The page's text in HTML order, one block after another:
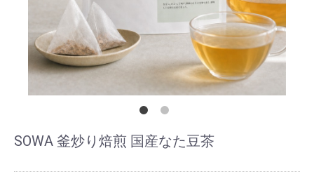
SOWA 釜炒り焙煎 国産なた豆茶